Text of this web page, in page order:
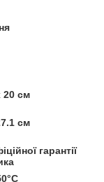
20 см
см
гарантії